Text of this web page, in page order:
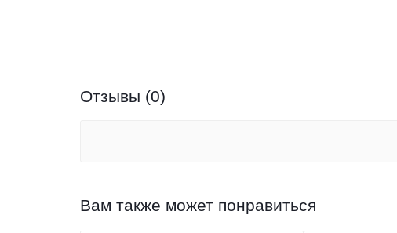
Отзывы (0)
Вам также может понравиться